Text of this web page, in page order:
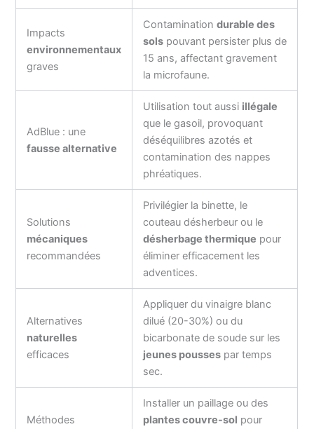
Impacts
environnementaux
graves
Contaminationdurable des
sols pouvant persister plus de
15 ans, affectant gravement
la microfaune.
AdBlue : une
fausse alternative
Utilisation tout aussi illégale
que le gasoil, provoquant
déséquilibres azotés et
contamination des nappes
phréatiques.
Solutions
mécaniques
recommandées
Privilégier la binette, le
couteau désherbeur ou le
désherbage thermique pour
éliminer efficacement les
adventices.
Alternatives
naturelles
efficaces
Appliquer du vinaigre blanc
dilué (20-30%) ou du
bicarbonate de soude sur les
jeunes pousses par temps
sec.
Méthodes
Installer un paillage ou des
plantes couvre-sol pour